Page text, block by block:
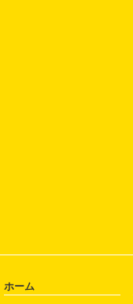
ホーム